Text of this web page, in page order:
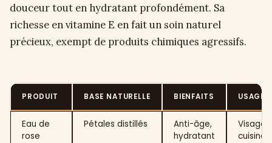
douceur tout en hydratant profondément. Sa
richesse en vitamine E en fait un soin naturel
précieux, exempt de produits chimiques agressifs.
PRODUIT BASE NATURELLE BIENFAITS USAGE
Eau de
rose
Pétales distillés
Anti-âge,
hydratant
Visage,
cuisine